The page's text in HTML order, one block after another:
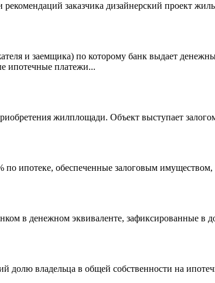
заказчика дизайнерский проект
и заемщика) по которому банк выдает
ипотечные платежи...
жилплощади. Объект выступает
ипотеке, обеспеченные залоговым
в денежном эквиваленте, зафиксированные в
долю владельца в общей собственности на